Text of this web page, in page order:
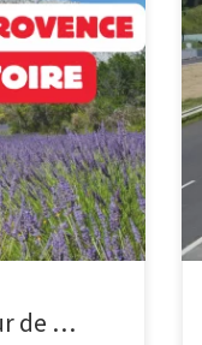
avec notre
En famille,
Les routes
de …